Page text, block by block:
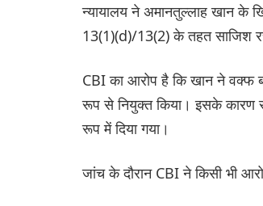
न्यायालय ने अमानतुल्लाह खान के
13(1)(d)/13(2) के तहत साजिश
CBI का आरोप है कि खान ने वक्फ
रूप से नियुक्त किया। इसके कारण
रूप में दिया गया।
जांच के दौरान CBI ने किसी भी